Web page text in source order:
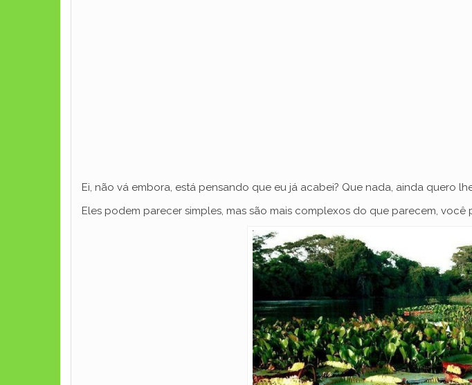
Ei, não vá embora, está pensando que eu já acabei? Que nada, ainda quero
Eles podem parecer simples, mas são mais complexos do que parecem,